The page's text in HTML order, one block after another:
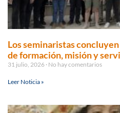
Los seminaristas
de formación, misión y
31 julio, 2026 No hay comentarios
Leer Noticia »